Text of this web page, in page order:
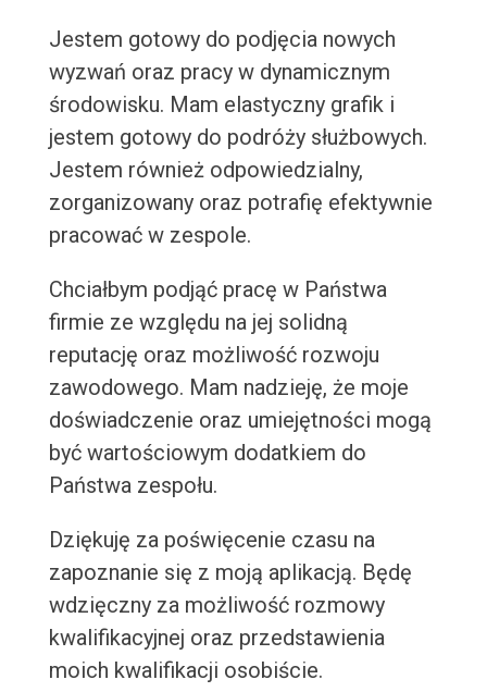
Jestem gotowy do podjęcia nowych
wyzwań oraz pracy w dynamicznym
środowisku. Mam elastyczny grafik i
jestem gotowy do podróży służbowych.
Jestem również odpowiedzialny,
zorganizowany oraz potrafię efektywnie
pracować w zespole.
Chciałbym podjąć pracę w Państwa
firmie ze względu na jej solidną
reputację oraz możliwość rozwoju
zawodowego. Mam nadzieję, że moje
doświadczenie oraz umiejętności mogą
być wartościowym dodatkiem do
Państwa zespołu.
Dziękuję za poświęcenie czasu na
zapoznanie się z moją aplikacją. Będę
wdzięczny za możliwość rozmowy
kwalifikacyjnej oraz przedstawienia
moich kwalifikacji osobiście.